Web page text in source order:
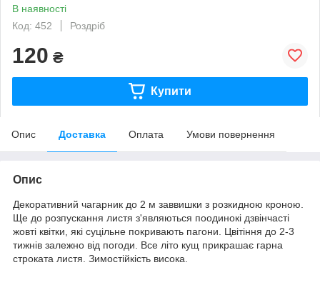
В наявності
Код: 452
Роздріб
120 ₴
Купити
Опис Доставка Оплата Умови повернення
Опис
Декоративний чагарник до 2 м заввишки з розкидною кроною.
Ще до розпускання листя з'являються поодинокі дзвінчасті
жовті квітки, які суцільне покривають пагони. Цвітіння до 2-3
тижнів залежно від погоди. Все літо кущ прикрашає гарна
строката листя. Зимостійкість висока.